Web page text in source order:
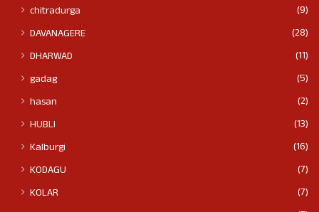
chitradurga
(9)
DAVANAGERE
(28)
DHARWAD
(11)
gadag
(5)
hasan
(2)
HUBLI
(13)
Kalburgi
(16)
KODAGU
(7)
KOLAR
(7)